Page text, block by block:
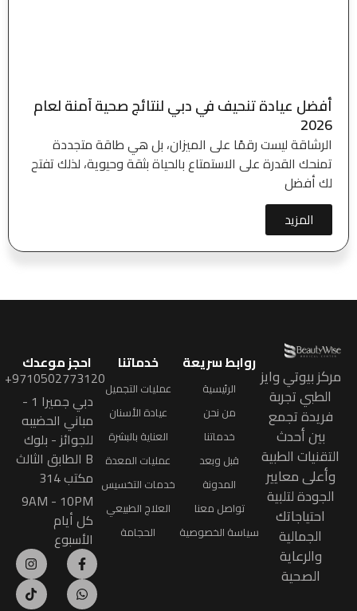
أفضل عيادة تنحيف في دبي لنتائج صحية آمنة لعام
2026
الرشاقة ليست رقمًا على الميزان، بل هي طاقة متجددة
تمنحك القدرة على الاستمتاع بالحياة بثقة وحيوية، لذلك تفتح
لك أفضل
المزيد
مركز بيوتي وايز
الطبي تجربة
فريدة تجمع
بين أحدث
التقنيات الطبية
وأعلى معايير
الجودة لتلبية
احتياجاتك
الجمالية
والرعاية
الصحية
روابط سريعة
الرئيسية
من نحن
خدماتنا
قبل وبعد
المدونة
تواصل معنا
سياسة الخصوصية
خدماتنا
عمليات التجميل
عيادة الأسنان
العناية بالبشرة
عمليات المعدة
خدمات التخسيس
العلاج الطبيعي
الحجامة
احجز موعدك
9710502773120+
دبي جميرا 1 -
مباني الحضيبه
للجوائز - بلوك
B الطابق الثالث
مكتب 314
9AM - 10PM
كل أيام
الأسبوع